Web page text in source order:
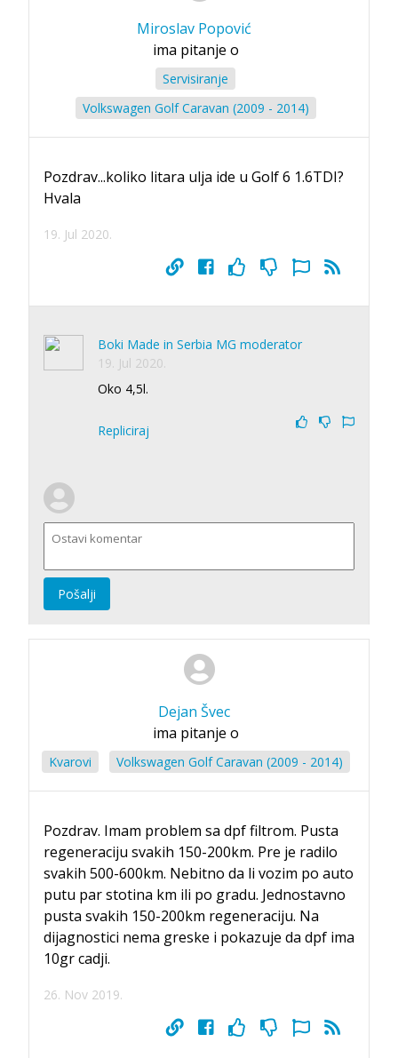
Miroslav Popović
ima pitanje o
Servisiranje
Volkswagen Golf Caravan (2009 - 2014)
Pozdrav...koliko litara ulja ide u Golf 6 1.6TDI?
Hvala
19. Jul 2020.
Boki Made in Serbia MG moderator
19. Jul 2020.
Oko 4,5l.
Repliciraj
Pošalji
Dejan Švec
ima pitanje o
Kvarovi Volkswagen Golf Caravan (2009 - 2014)
Pozdrav. Imam problem sa dpf filtrom. Pusta
regeneraciju svakih 150-200km. Pre je radilo
svakih 500-600km. Nebitno da li vozim po auto
putu par stotina km ili po gradu. Jednostavno
pusta svakih 150-200km regeneraciju. Na
dijagnostici nema greske i pokazuje da dpf ima
10gr cadji.
26. Nov 2019.